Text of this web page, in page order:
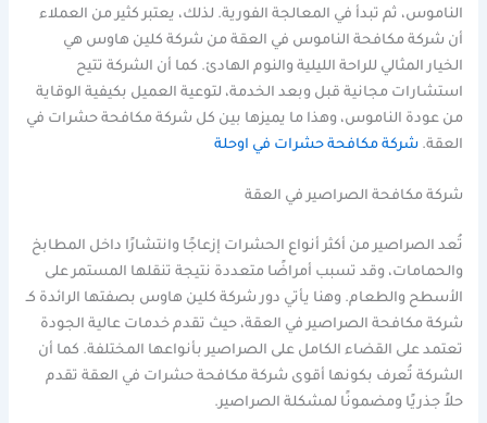
الناموس، ثم تبدأ في المعالجة الفورية. لذلك، يعتبر كثير من العملاء
أن شركة مكافحة الناموس في العقة من شركة كلين هاوس هي
الخيار المثالي للراحة الليلية والنوم الهادئ. كما أن الشركة تتيح
استشارات مجانية قبل وبعد الخدمة، لتوعية العميل بكيفية الوقاية
من عودة الناموس، وهذا ما يميزها بين كل شركة مكافحة حشرات في
العقة.شركة مكافحة حشرات في اوحلة
شركة مكافحة الصراصير في العقة
تُعد الصراصير من أكثر أنواع الحشرات إزعاجًا وانتشارًا داخل المطابخ
والحمامات، وقد تسبب أمراضًا متعددة نتيجة تنقلها المستمر على
الأسطح والطعام. وهنا يأتي دور شركة كلين هاوس بصفتها الرائدة كـ
شركة مكافحة الصراصير في العقة، حيث تقدم خدمات عالية الجودة
تعتمد على القضاء الكامل على الصراصير بأنواعها المختلفة. كما أن
الشركة تُعرف بكونها أقوى شركة مكافحة حشرات في العقة تقدم
حلاً جذريًا ومضمونًا لمشكلة الصراصير.